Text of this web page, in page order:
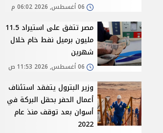
06 أغسطس, 2026 06:02 م
مصر تتفق على استيراد 11.5
مليون برميل نفط خام خلال
شهرين
06 أغسطس, 2026 11:53 ص
وزير البترول يتفقد استئناف
أعمال الحفر بحقل البركة في
أسوان بعد توقف منذ عام
2022